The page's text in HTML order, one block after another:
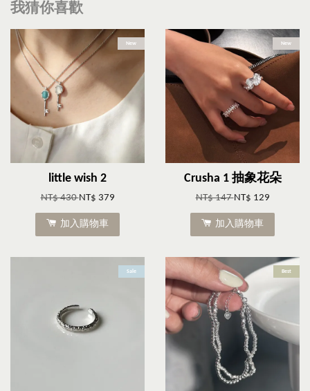
我猜你喜歡
New
little wish 2
NT$ 430NT$ 379
加入購物車
New
Crusha 1 抽象花朵
NT$ 147NT$ 129
加入購物車
Sale Best